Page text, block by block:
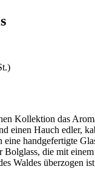
Kollektion das
einen Hauch edler,
eine handgefertigte
die mit
Waldes überzogen